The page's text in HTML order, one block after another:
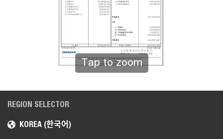
Tap to zoom
REGION SELECTOR
KOREA (한국어)